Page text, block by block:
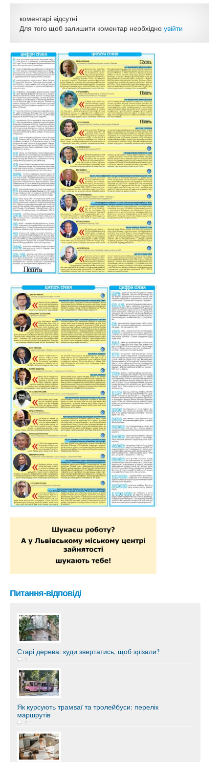
коментарі відсутні
Для того щоб залишити коментар необхідно увійти
Питання-відповіді
Старі дерева: куди звертатись, щоб зрізали?
1
Як курсують трамваї та тролейбуси: перелік
маршрутів
1